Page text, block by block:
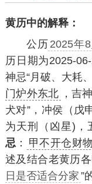
黄历中的解释：
公历 2025年
历日期为2025-
神忌“月破、大耗
门炉外东北 ，吉
犬对”，冲侯（戊
为天刑（凶星)，
忌 ： 甲不开仓财
述及结合老黄历
日是否适合分家 ”